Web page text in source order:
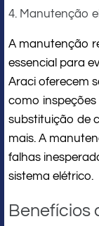
4. Manutenção
A manutenção
essencial para
Araci oferecem
como inspeções
substituição de
mais. A
falhas
sistema elétrico.
Benefícios